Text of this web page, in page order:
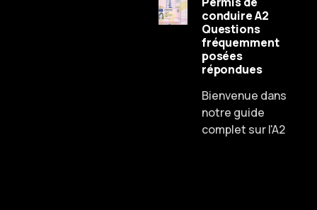
conduire A2
Questions
fréquemment
posées
répondues
Bienvenue dans
notre guide
complet sur l'A2
Chinese
Spanish
Russian